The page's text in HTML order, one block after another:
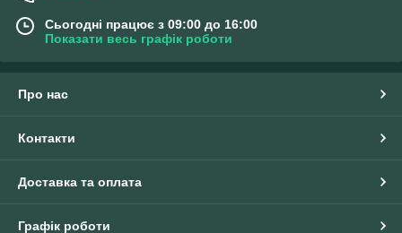
Сьогодні працює з 09:00 до 16:00
Показати весь графік роботи
Про нас
Контакти
Доставка та оплата
Графік роботи